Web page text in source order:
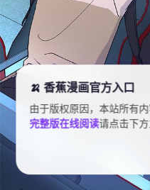
🍌 香蕉漫画官方入口
由于版权原因，本站所有
完整版在线阅读请点击下方